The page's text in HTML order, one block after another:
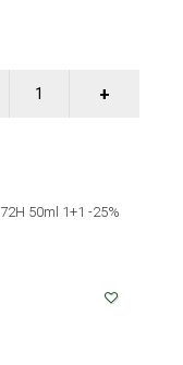
50ml 1+1 -25%